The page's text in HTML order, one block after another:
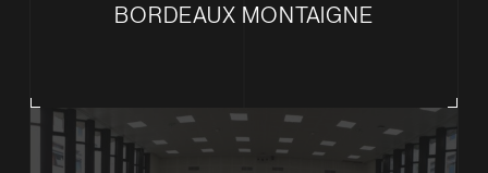
BORDEAUX MONTAIGNE